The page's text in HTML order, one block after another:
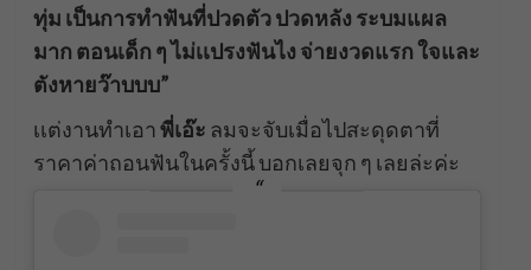
ทุ่ม เป็นการทำฟันที่ปวดตัว ปวดหลัง ระบมแผล
มาก ตอนเด็ก ๆ ไม่เเปรงฟันไง จ่ายงวดแรก ใจและ
ตังหายว๊าบบบ”
เเต่งานทำเอาพี่เอ๊ะ ลมจะจับเมื่อไปสะดุดตาที่
ราคาค่าถอนฟันในครั้งนี้ บอกเลยจุก ๆ เลยล่ะค่ะ